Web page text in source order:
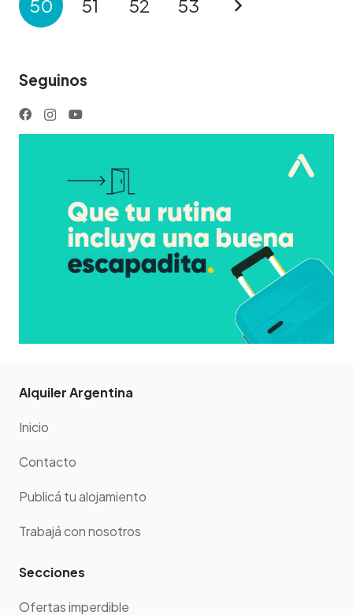
50 51 52 53
Seguinos
Alquiler Argentina
Inicio
Contacto
Publicá tu alojamiento
Trabajá con nosotros
Secciones
Ofertas imperdible